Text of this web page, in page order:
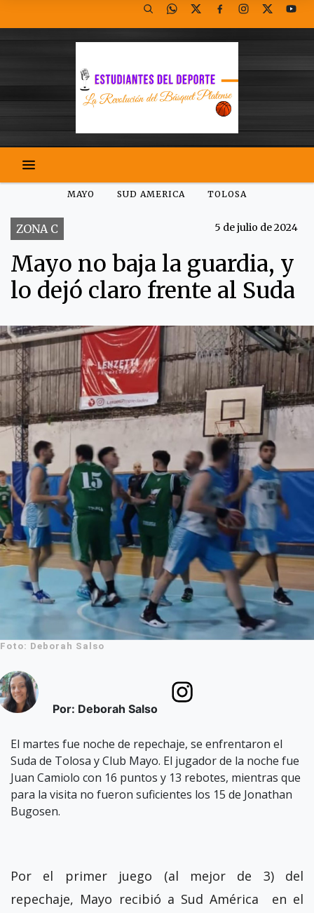
MAYO SUD AMERICA TOLOSA
ZONA C 5 de julio de 2024
Mayo no baja la guardia, y
lo dejó claro frente al Suda
Foto: Deborah Salso
Por: Deborah Salso
El martes fue noche de repechaje, se enfrentaron el
Suda de Tolosa y Club Mayo. El jugador de la noche fue
Juan Camiolo con 16 puntos y 13 rebotes, mientras que
para la visita no fueron suficientes los 15 de Jonathan
Bugosen.
Por el primer juego (al mejor de 3) del
repechaje, Mayo recibió a Sud América en el